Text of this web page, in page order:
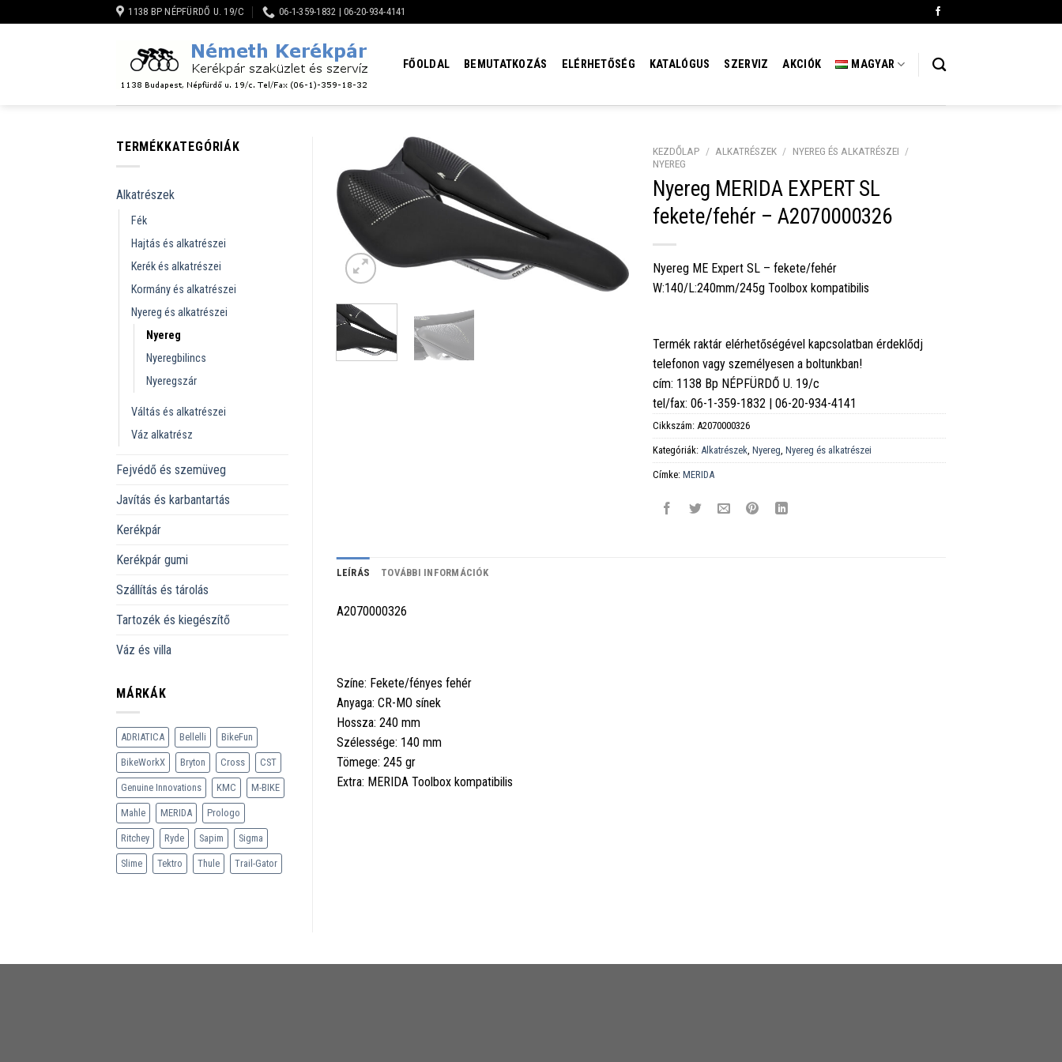
to
1138 BP NÉPFÜRDŐ U. 19/C 06-1-359-1832 | 06-20-934-4141
FŐOLDAL BEMUTATKOZÁS ELÉRHETŐSÉG KATALÓGUS SZERVIZ AKCIÓK MAGYAR
TERMÉKKATEGÓRIÁK
Alkatrészek
Fék
Hajtás és alkatrészei
Kerék és alkatrészei
Kormány és alkatrészei
Nyereg és alkatrészei
Nyereg
Nyeregbilincs
Nyeregszár
Váltás és alkatrészei
Váz alkatrész
Fejvédő és szemüveg
Javítás és karbantartás
Kerékpár
Kerékpár gumi
Szállítás és tárolás
Tartozék és kiegészítő
Váz és villa
MÁRKÁK
ADRIATICA Bellelli BikeFun
BikeWorkX Bryton Cross CST
Genuine Innovations KMC M-BIKE
Mahle MERIDA Prologo
Ritchey Ryde Sapim Sigma
Slime Tektro Thule Trail-Gator
KEZDŐLAP / ALKATRÉSZEK / NYEREG ÉS ALKATRÉSZEI /
NYEREG
Nyereg MERIDA EXPERT SL
fekete/fehér – A2070000326
Nyereg ME Expert SL – fekete/fehér
W:140/L:240mm/245g Toolbox kompatibilis
Termék raktár elérhetőségével kapcsolatban érdeklődj
telefonon vagy személyesen a boltunkban!
cím: 1138 Bp NÉPFÜRDŐ U. 19/c
tel/fax: 06-1-359-1832 | 06-20-934-4141
Cikkszám: A2070000326
Kategóriák: Alkatrészek ,Nyereg ,Nyereg és alkatrészei
Címke:MERIDA
LEÍRÁS TOVÁBBI INFORMÁCIÓK
A2070000326
Színe: Fekete/fényes fehér
Anyaga: CR-MO sínek
Hossza: 240 mm
Szélessége: 140 mm
Tömege: 245 gr
Extra: MERIDA Toolbox kompatibilis